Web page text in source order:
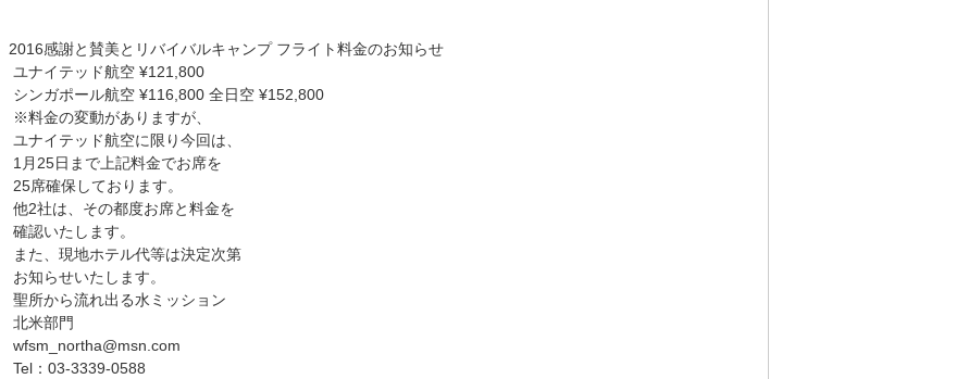
2016感謝と賛美とリバイバルキャンプ フライト料金のお知らせ
ユナイテッド航空 ¥121,800
シンガポール航空 ¥116,800 全日空 ¥152,800
※料金の変動がありますが、
ユナイテッド航空に限り今回は、
1月25日まで上記料金でお席を
25席確保しております。
他2社は、その都度お席と料金を
確認いたします。
また、現地ホテル代等は決定次第
お知らせいたします。
聖所から流れ出る水ミッション
北米部門
wfsm_northa@msn.com
Tel：03-3339-0588